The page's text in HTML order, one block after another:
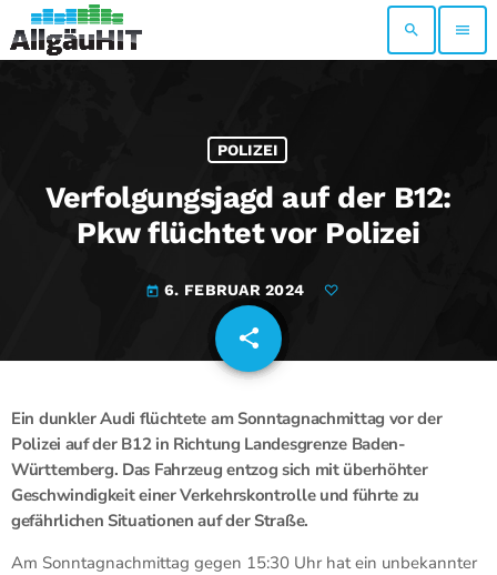
search menu
POLIZEI
Verfolgungsjagd auf der B12:
Pkw flüchtet vor Polizei
today 6. FEBRUAR 2024
share
email
Ein dunkler Audi flüchtete am Sonntagnachmittag vor der
Polizei auf der B12 in Richtung Landesgrenze Baden-
Württemberg. Das Fahrzeug entzog sich mit überhöhter
Geschwindigkeit einer Verkehrskontrolle und führte zu
gefährlichen Situationen auf der Straße.
Am Sonntagnachmittag gegen 15:30 Uhr hat ein unbekannter